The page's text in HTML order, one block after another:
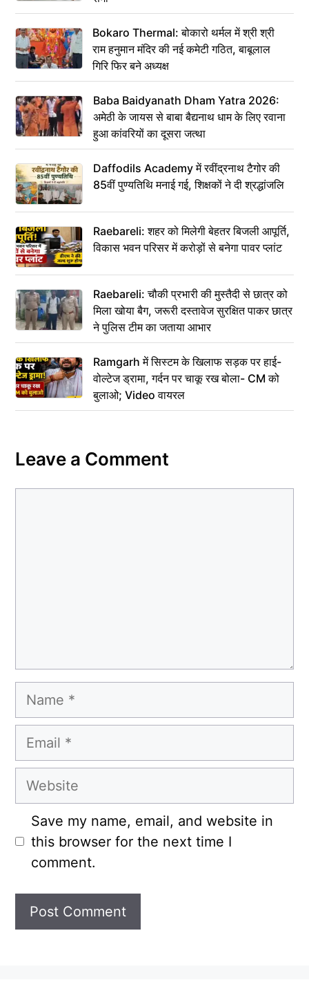
Bokaro Thermal: बोकारो थर्मल में श्री श्री
राम हनुमान मंदिर की नई कमेटी गठित, बाबूलाल
गिरि फिर बने अध्यक्ष
Baba Baidyanath Dham Yatra 2026:
अमेठी के जायस से बाबा बैद्यनाथ धाम के लिए रवाना
हुआ कांवरियों का दूसरा जत्था
Daffodils Academy में रवींद्रनाथ टैगोर की
85वीं पुण्यतिथि मनाई गई, शिक्षकों ने दी श्रद्धांजलि
Raebareli: शहर को मिलेगी बेहतर बिजली आपूर्ति,
विकास भवन परिसर में करोड़ों से बनेगा पावर प्लांट
Raebareli: चौकी प्रभारी की मुस्तैदी से छात्र को
मिला खोया बैग, जरूरी दस्तावेज सुरक्षित पाकर छात्र
ने पुलिस टीम का जताया आभार
Ramgarh में सिस्टम के खिलाफ सड़क पर हाई-
वोल्टेज ड्रामा, गर्दन पर चाकू रख बोला- CM को
बुलाओ; Video वायरल
Leave a Comment
Name
Email
Website
Save my name, email, and website in
this browser for the next time I
comment.